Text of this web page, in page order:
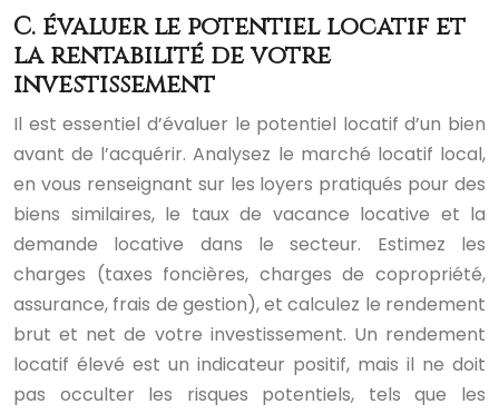
C. évaluer le potentiel locatif et
la rentabilité de votre
investissement
Il est essentiel d’évaluer le potentiel locatif d’un bien
avant de l’acquérir. Analysez le marché locatif local,
en vous renseignant sur les loyers pratiqués pour des
biens similaires, le taux de vacance locative et la
demande locative dans le secteur. Estimez les
charges (taxes foncières, charges de copropriété,
assurance, frais de gestion), et calculez le rendement
brut et net de votre investissement. Un rendement
locatif élevé est un indicateur positif, mais il ne doit
pas occulter les risques potentiels, tels que les